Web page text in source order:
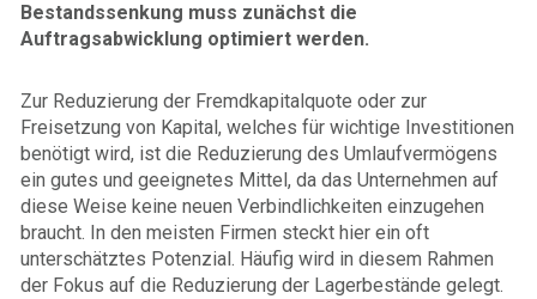
Bestandssenkung muss zunächst die
Auftragsabwicklung optimiert werden.
Zur Reduzierung der Fremdkapitalquote oder zur
Freisetzung von Kapital, welches für wichtige Investitionen
benötigt wird, ist die Reduzierung des Umlaufvermögens
ein gutes und geeignetes Mittel, da das Unternehmen auf
diese Weise keine neuen Verbindlichkeiten einzugehen
braucht. In den meisten Firmen steckt hier ein oft
unterschätztes Potenzial. Häufig wird in diesem Rahmen
der Fokus auf die Reduzierung der Lagerbestände gelegt.